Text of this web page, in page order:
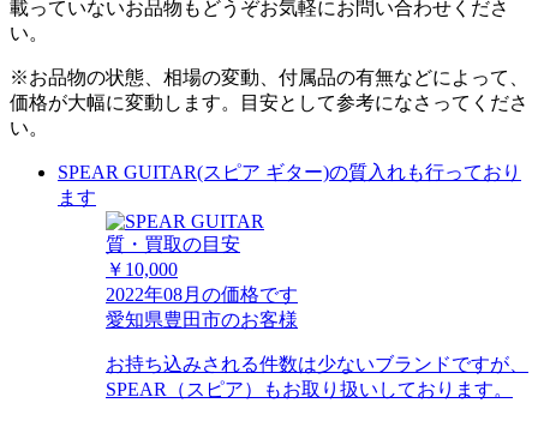
載っていないお品物もどうぞお気軽にお問い合わせくださ
い。
※お品物の状態、相場の変動、付属品の有無などによって、
価格が大幅に変動します。目安として参考になさってくださ
い。
SPEAR GUITAR(スピア ギター)の質入れも行っており
ます
質・買取の目安
￥10,000
2022年08月の価格です
愛知県豊田市のお客様
お持ち込みされる件数は少ないブランドですが、
SPEAR（スピア）もお取り扱いしております。